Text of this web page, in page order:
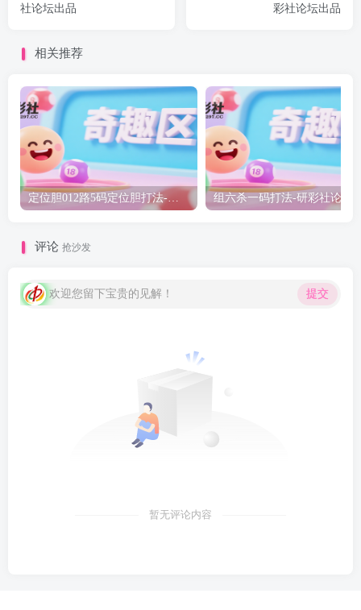
社论坛出品
彩社论坛出品
相关推荐
定位胆012路5码定位胆打法-研彩社论坛出品
评论 抢沙发
欢迎您留下宝贵的见解！ 提交
暂无评论内容